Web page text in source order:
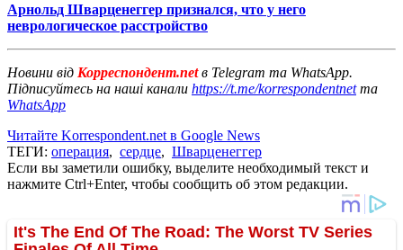
Арнольд Шварценеггер признался, что у него
неврологическое расстройство
Новини від Корреспондент.netв Telegram та WhatsApp.
Підписуйтесь на наші канали https://t.me/korrespondentnetта
WhatsApp
Читайте Korrespondent.net в Google News
ТЕГИ: операция, сердце, Шварценеггер
Если вы заметили ошибку, выделите необходимый текст и
нажмите Ctrl+Enter, чтобы сообщить об этом редакции.